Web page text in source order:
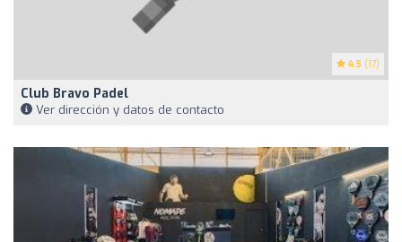
4.5 (17)
Club Bravo Padel
Ver dirección y datos de contacto